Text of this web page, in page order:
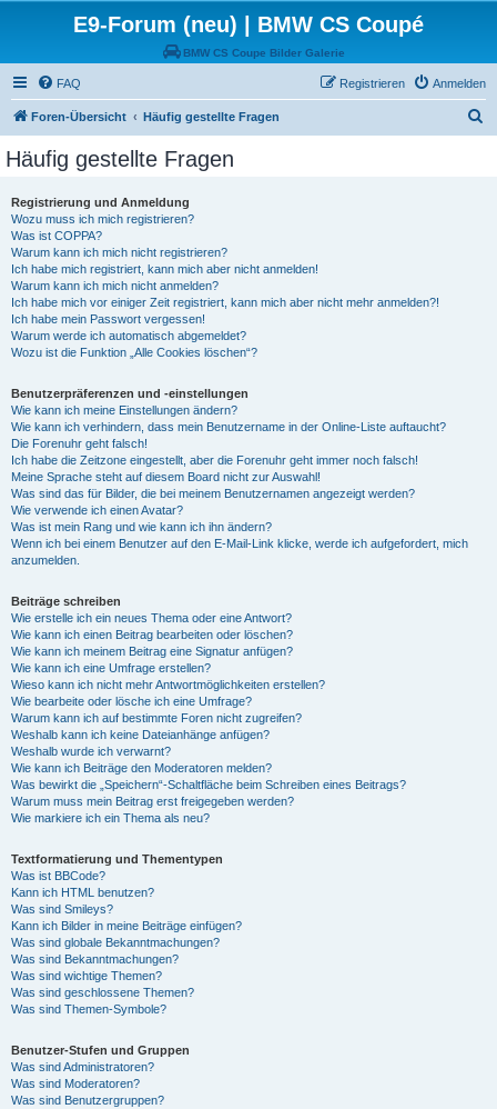
E9-Forum (neu) | BMW CS Coupé
BMW CS Coupe Bilder Galerie
FAQ Anmelden
Registrieren
Foren-Übersicht Häufig gestellte Fragen
Häufig gestellte Fragen
Registrierung und Anmeldung
Wozu muss ich mich registrieren?
Was ist COPPA?
Warum kann ich mich nicht registrieren?
Ich habe mich registriert, kann mich aber nicht anmelden!
Warum kann ich mich nicht anmelden?
Ich habe mich vor einiger Zeit registriert, kann mich aber nicht mehr anmelden?!
Ich habe mein Passwort vergessen!
Warum werde ich automatisch abgemeldet?
Wozu ist die Funktion „Alle Cookies löschen“?
Benutzerpräferenzen und -einstellungen
Wie kann ich meine Einstellungen ändern?
Wie kann ich verhindern, dass mein Benutzername in der Online-Liste auftaucht?
Die Forenuhr geht falsch!
Ich habe die Zeitzone eingestellt, aber die Forenuhr geht immer noch falsch!
Meine Sprache steht auf diesem Board nicht zur Auswahl!
Was sind das für Bilder, die bei meinem Benutzernamen angezeigt werden?
Wie verwende ich einen Avatar?
Was ist mein Rang und wie kann ich ihn ändern?
Wenn ich bei einem Benutzer auf den E-Mail-Link klicke, werde ich aufgefordert, mich
anzumelden.
Beiträge schreiben
Wie erstelle ich ein neues Thema oder eine Antwort?
Wie kann ich einen Beitrag bearbeiten oder löschen?
Wie kann ich meinem Beitrag eine Signatur anfügen?
Wie kann ich eine Umfrage erstellen?
Wieso kann ich nicht mehr Antwortmöglichkeiten erstellen?
Wie bearbeite oder lösche ich eine Umfrage?
Warum kann ich auf bestimmte Foren nicht zugreifen?
Weshalb kann ich keine Dateianhänge anfügen?
Weshalb wurde ich verwarnt?
Wie kann ich Beiträge den Moderatoren melden?
Was bewirkt die „Speichern“-Schaltfläche beim Schreiben eines Beitrags?
Warum muss mein Beitrag erst freigegeben werden?
Wie markiere ich ein Thema als neu?
Textformatierung und Thementypen
Was ist BBCode?
Kann ich HTML benutzen?
Was sind Smileys?
Kann ich Bilder in meine Beiträge einfügen?
Was sind globale Bekanntmachungen?
Was sind Bekanntmachungen?
Was sind wichtige Themen?
Was sind geschlossene Themen?
Was sind Themen-Symbole?
Benutzer-Stufen und Gruppen
Was sind Administratoren?
Was sind Moderatoren?
Was sind Benutzergruppen?